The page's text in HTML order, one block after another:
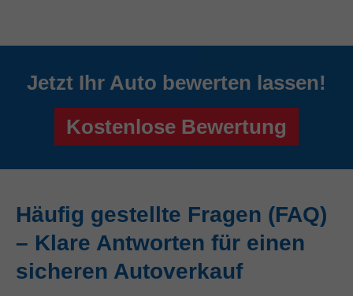
Jetzt Ihr Auto bewerten lassen!
Kostenlose Bewertung
Häufig gestellte Fragen (FAQ)
– Klare Antworten für einen
sicheren Autoverkauf